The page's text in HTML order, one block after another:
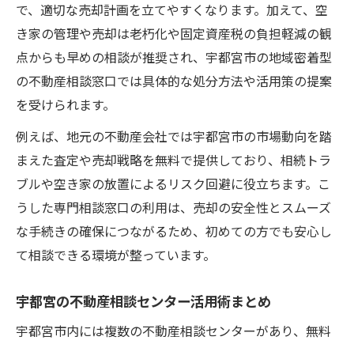
で、適切な売却計画を立てやすくなります。加えて、空
き家の管理や売却は老朽化や固定資産税の負担軽減の観
点からも早めの相談が推奨され、宇都宮市の地域密着型
の不動産相談窓口では具体的な処分方法や活用策の提案
を受けられます。
例えば、地元の不動産会社では宇都宮市の市場動向を踏
まえた査定や売却戦略を無料で提供しており、相続トラ
ブルや空き家の放置によるリスク回避に役立ちます。こ
うした専門相談窓口の利用は、売却の安全性とスムーズ
な手続きの確保につながるため、初めての方でも安心し
て相談できる環境が整っています。
宇都宮の不動産相談センター活用術まとめ
宇都宮市内には複数の不動産相談センターがあり、無料